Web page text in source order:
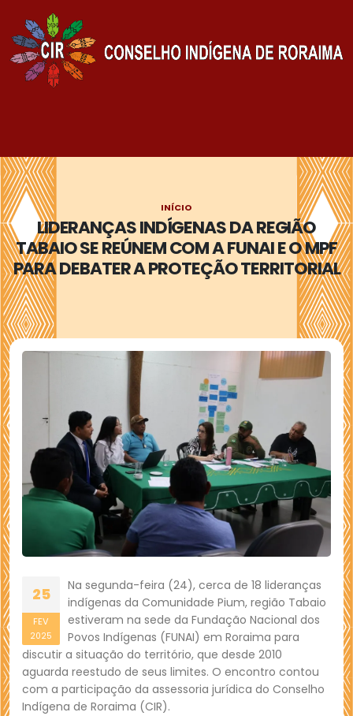
LIDERANÇAS INDÍGENAS DA REGIÃO
TABAIO SE REÚNEM COM A FUNAI E O MPF
PARA DEBATER A PROTEÇÃO TERRITORIAL
INÍCIO
25
FEV
2025
Na segunda-feira (24), cerca de 18 lideranças
indígenas da Comunidade Pium, região Tabaio
estiveram na sede da Fundação Nacional dos
Povos Indígenas (FUNAI) em Roraima para
discutir a situação do território, que desde 2010
aguarda reestudo de seus limites. O encontro contou
com a participação da assessoria jurídica do Conselho
Indígena de Roraima (CIR).